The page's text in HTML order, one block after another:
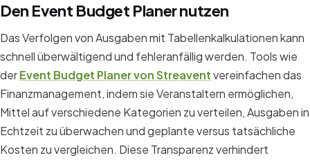
Den Event Budget Planer nutzen
Das Verfolgen von Ausgaben mit Tabellenkalkulationen kann
schnell überwältigend und fehleranfällig werden. Tools wie
derEvent Budget Planer von Streaventvereinfachen das
Finanzmanagement, indem sie Veranstaltern ermöglichen,
Mittel auf verschiedene Kategorien zu verteilen, Ausgaben in
Echtzeit zu überwachen und geplante versus tatsächliche
Kosten zu vergleichen. Diese Transparenz verhindert